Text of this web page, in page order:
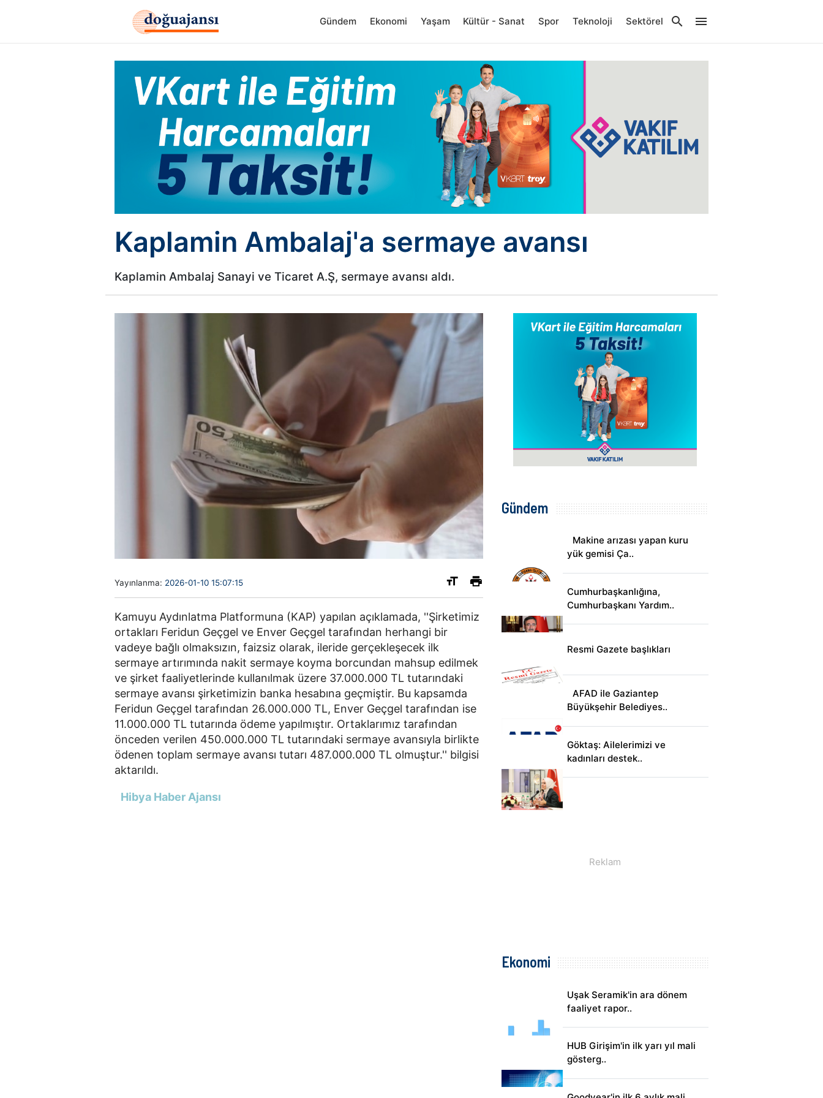
Gündem Ekonomi Yaşam Kültür - Sanat Spor Teknoloji Sektörel
Kaplamin Ambalaj'a sermaye avansı
Kaplamin Ambalaj Sanayi ve Ticaret A.Ş, sermaye avansı aldı.
Yayınlanma: 2026-01-10 15:07:15
Kamuyu Aydınlatma Platformuna (KAP) yapılan açıklamada, ''Şirketimiz
ortakları Feridun Geçgel ve Enver Geçgel tarafından herhangi bir
vadeye bağlı olmaksızın, faizsiz olarak, ileride gerçekleşecek ilk
sermaye artırımında nakit sermaye koyma borcundan mahsup edilmek
ve şirket faaliyetlerinde kullanılmak üzere 37.000.000 TL tutarındaki
sermaye avansı şirketimizin banka hesabına geçmiştir. Bu kapsamda
Feridun Geçgel tarafından 26.000.000 TL, Enver Geçgel tarafından ise
11.000.000 TL tutarında ödeme yapılmıştır. Ortaklarımız tarafından
önceden verilen 450.000.000 TL tutarındaki sermaye avansıyla birlikte
ödenen toplam sermaye avansı tutarı 487.000.000 TL olmuştur.'' bilgisi
aktarıldı.
Hibya Haber Ajansı
Gündem
Makine arızası yapan kuru
yük gemisi Ça..
Cumhurbaşkanlığına,
Cumhurbaşkanı Yardım..
Resmi Gazete başlıkları
AFAD ile Gaziantep
Büyükşehir Belediyes..
Göktaş: Ailelerimizi ve
kadınları destek..
Ekonomi
Uşak Seramik'in ara dönem
faaliyet rapor..
HUB Girişim'in ilk yarı yıl mali
gösterg..